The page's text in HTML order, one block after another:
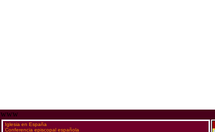
www
·Iglesia en España
·Conferencia episcopal española